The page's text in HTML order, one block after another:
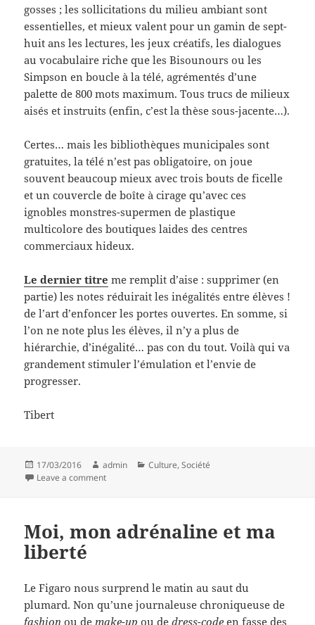
gosses ; les sollicitations du milieu ambiant sont
essentielles, et mieux valent pour un gamin de sept-
huit ans les lectures, les jeux créatifs, les dialogues
au vocabulaire riche que les Bisounours ou les
Simpson en boucle à la télé, agrémentés d’une
palette de 800 mots maximum. Tous trucs de milieux
aisés et instruits (enfin, c’est la thèse sous-jacente…).
Certes… mais les bibliothèques municipales sont
gratuites, la télé n’est pas obligatoire, on joue
souvent beaucoup mieux avec trois bouts de ficelle
et un couvercle de boîte à cirage qu’avec ces
ignobles monstres-supermen de plastique
multicolore des boutiques laides des centres
commerciaux hideux.
Le dernier titre me remplit d’aise : supprimer (en
partie) les notes réduirait les inégalités entre élèves !
de l’art d’enfoncer les portes ouvertes. En somme, si
l’on ne note plus les élèves, il n’y a plus de
hiérarchie, d’inégalité… pas con du tout. Voilà qui va
grandement stimuler l’émulation et l’envie de
progresser.
Tibert
Posted
on
17/03/2016 Author
admin Categories
Culture,Société
Leave a commenton On nivelle, on arase, on égalise
Moi, mon adrénaline et ma
liberté
Le Figaro nous surprend le matin au saut du
plumard. Non qu’une journaleuse chroniqueuse de
fashion ou de make-up ou dedress-code en fasse des